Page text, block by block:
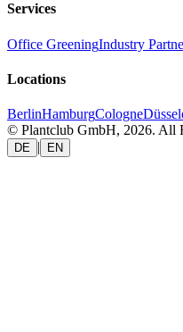
Services
Office GreeningIndustry
Locations
BerlinHamburgCologne
© Plantclub GmbH, 2026. All
DE | EN